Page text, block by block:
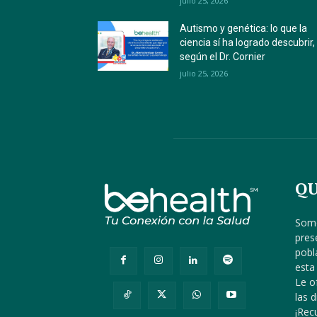
Autismo y genética: lo que la
ciencia sí ha logrado descubrir,
según el Dr. Cornier
julio 25, 2026
Le
las